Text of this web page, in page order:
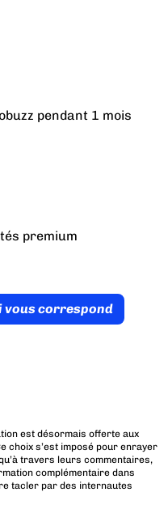
pendant 1 mois
premium
vous correspond
est désormais offerte aux
choix s’est imposé pour enrayer
travers leurs commentaires,
complémentaire dans
tacler par des internautes